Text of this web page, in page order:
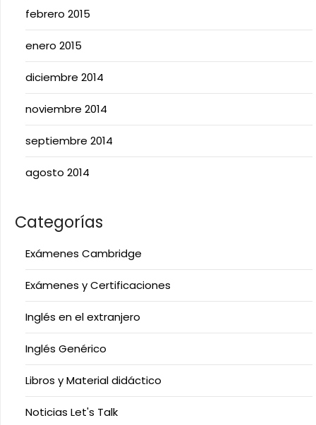
febrero 2015
enero 2015
diciembre 2014
noviembre 2014
septiembre 2014
agosto 2014
Categorías
Exámenes Cambridge
Exámenes y Certificaciones
Inglés en el extranjero
Inglés Genérico
Libros y Material didáctico
Noticias Let's Talk